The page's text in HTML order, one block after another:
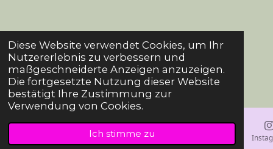
Diese Website verwendet Cookies, um Ihr
Nutzererlebnis zu verbessern und
maßgeschneiderte Anzeigen anzuzeigen.
Die fortgesetzte Nutzung dieser Website
bestätigt Ihre Zustimmung zur
Verwendung von Cookies.
Ich stimme zuKarte